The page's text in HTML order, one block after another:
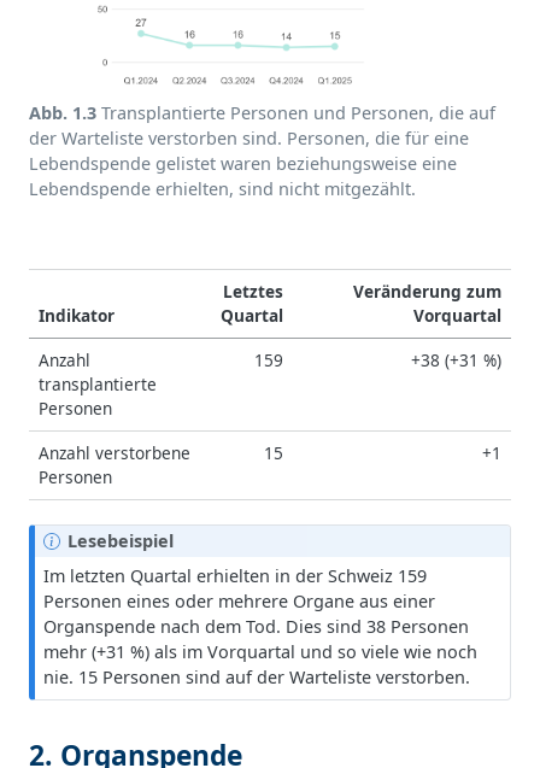
Abb. 1.3 Transplantierte Personen und Personen, die auf
der Warteliste verstorben sind. Personen, die für eine
Lebendspende gelistet waren beziehungsweise eine
Lebendspende erhielten, sind nicht mitgezählt.
Indikator
Letztes
Quartal
Veränderung zum
Vorquartal
Anzahl
transplantierte
Personen
159 +38 (+31 %)
Anzahl verstorbene
Personen
15 +1
H
n
w
e
i
s
Lesebeispiel
Im letzten Quartal erhielten in der Schweiz 159
Personen eines oder mehrere Organe aus einer
Organspende nach dem Tod. Dies sind 38 Personen
mehr (+31 %) als im Vorquartal und so viele wie noch
nie. 15 Personen sind auf der Warteliste verstorben.
2. Organspende